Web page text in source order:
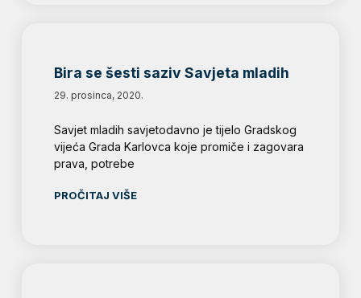
Bira se šesti saziv Savjeta mladih
29. prosinca, 2020.
Savjet mladih savjetodavno je tijelo Gradskog
vijeća Grada Karlovca koje promiče i zagovara
prava, potrebe
PROČITAJ VIŠE